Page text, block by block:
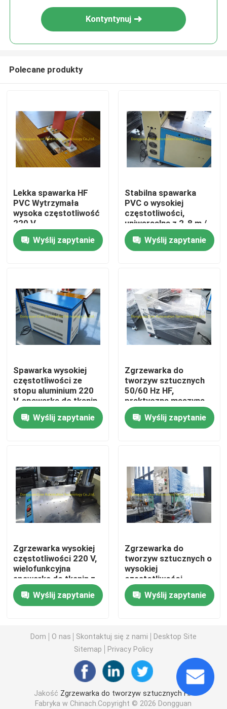
Dom
Produkty
O nas
Kontrola jakości
Skontaktuj się z nami
Poprosić o wycenę
Zgrzewarka do tworzyw sztucznych HF
Maszyna do spawania tworzyw sztucznych PVC
Sprzęt do spawania wysokiej częstotliwości
Sprzęt do spawania częstotliwością radiową
Termoformująca maszyna pakująca
Automatyczna maszyna uszczelniająca
Maszyna do pakowania w folię termokurczliwą
Maszyna pakująca typu poduszka
Kontyntynuj
Polecane produkty
Lekka spawarka HF
PVC Wytrzymała
wysoka częstotliwość
220 V
Wyślij zapytanie
Stabilna spawarka
PVC o wysokiej
częstotliwości,
uniwersalna z 2-8 m /
min
Wyślij zapytanie
Spawarka wysokiej
częstotliwości ze
stopu aluminium 220
V, spawarka do tkanin
PVC 2KW
Wyślij zapytanie
Zgrzewarka do
tworzyw sztucznych
50/60 Hz HF,
praktyczna maszyna
do spawania tkanin o
wysokiej
częstotliwości
Wyślij zapytanie
Zgrzewarka wysokiej
częstotliwości 220 V,
wielofunkcyjna
spawarka do tkanin z
PVC
Wyślij zapytanie
Zgrzewarka do
tworzyw sztucznych o
wysokiej
częstotliwości
Praktyczna 0,3-0,8
MPa Wyślij zapytanie
Dom O nas Skontaktuj się z nami
Desktop Site
Sitemap
Privacy Policy
Jakość Zgrzewarka do tworzyw sztucznych HF
Fabryka w Chinach.Copyright © 2026 Dongguan